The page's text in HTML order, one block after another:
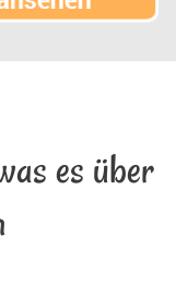
es über